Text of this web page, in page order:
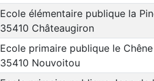
Ecole élémentaire publique la
35410 Châteaugiron
Ecole primaire publique le
35410 Nouvoitou